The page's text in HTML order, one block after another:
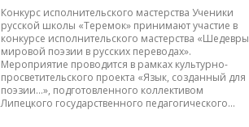
Конкурс исполнительского мастерства Ученики
русской школы «Теремок» принимают участие в
конкурсе исполнительского мастерства «Шедевры
мировой поэзии в русских переводах».
Мероприятие проводится в рамках культурно-
просветительского проекта «Язык, созданный для
поэзии…», подготовленного коллективом
Липецкого государственного педагогического...